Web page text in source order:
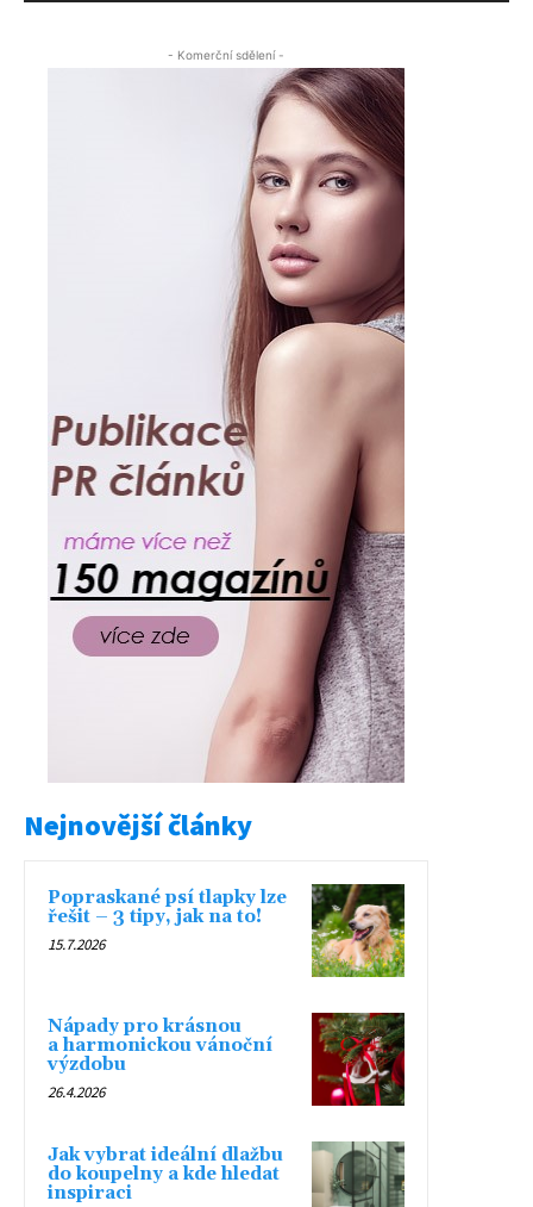
- Komerční sdělení -
Nejnovější články
Popraskané psí tlapky lze
řešit – 3 tipy, jak na to!
15.7.2026
Nápady pro krásnou
a harmonickou vánoční
výzdobu
26.4.2026
Jak vybrat ideální dlažbu
do koupelny a kde hledat
inspiraci